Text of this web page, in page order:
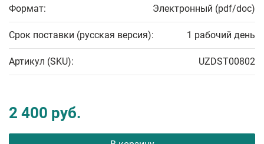
Формат: Электронный (pdf/doc)
Срок поставки (русская версия): 1 рабочий день
Артикул (SKU): UZDST00802
2 400 руб.